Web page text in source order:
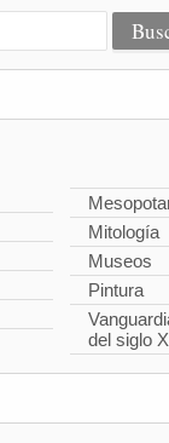
Mitología
Museos
Pintura
del siglo